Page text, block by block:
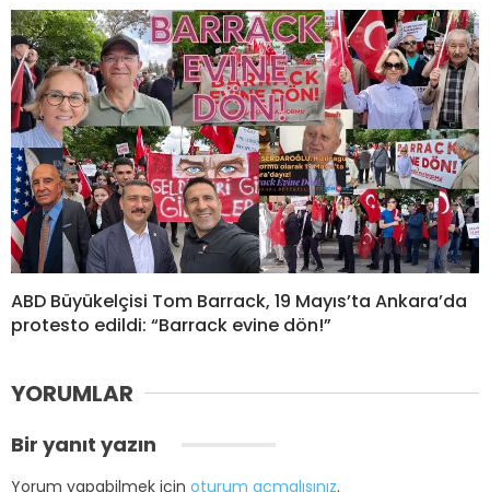
ABD Büyükelçisi Tom Barrack, 19 Mayıs’ta Ankara’da
protesto edildi: “Barrack evine dön!”
YORUMLAR
Bir yanıt yazın
Yorum yapabilmek için oturum açmalısınız.